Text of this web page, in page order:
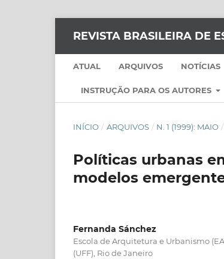
REVISTA BRASILEIRA DE
ATUAL ARQUIVOS NOTÍCIAS
INSTRUÇÃO PARA OS AUTORES
INÍCIO / ARQUIVOS / N. 1 (1999): MAIO /
Políticas urbanas
modelos
Fernanda Sánchez
Escola de Arquitetura e Urbanismo
(UFF), Rio de Janeiro